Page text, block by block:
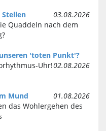
03.08.2026
Quaddeln nach dem
'toten Punkt'?
02.08.2026
Uhr!
Mund
01.08.2026
das Wohlergehen des